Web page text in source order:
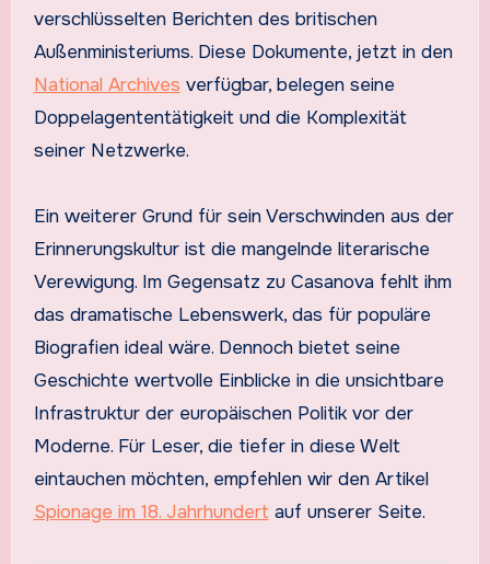
verschlüsselten Berichten des britischen
Außenministeriums. Diese Dokumente, jetzt in den
National Archives verfügbar, belegen seine
Doppelagententätigkeit und die Komplexität
seiner Netzwerke.
Ein weiterer Grund für sein Verschwinden aus der
Erinnerungskultur ist die mangelnde literarische
Verewigung. Im Gegensatz zu Casanova fehlt ihm
das dramatische Lebenswerk, das für populäre
Biografien ideal wäre. Dennoch bietet seine
Geschichte wertvolle Einblicke in die unsichtbare
Infrastruktur der europäischen Politik vor der
Moderne. Für Leser, die tiefer in diese Welt
eintauchen möchten, empfehlen wir den Artikel
Spionage im 18. Jahrhundertauf unserer Seite.